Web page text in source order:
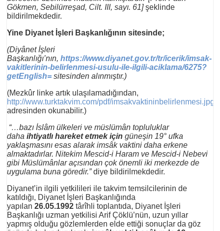
Gökmen, Sebilürreşad, Cilt. III, sayı. 61]şeklinde
bildirilmekdedir.
Yine Diyanet İşleri Başkanlığının sitesinde;
(Diyânet İşleri
Başkanlığı’nın, https://www.diyanet.gov.tr/tr/icerik/imsak-
vakitlerinin-belirlenmesi-usulu-ile-ilgili-aciklama/6275?
getEnglish= sitesinden alınmıştır.)
(Mezkûr linke artık ulaşılamadığından,
http://www.turktakvim.com/pdf/imsakvaktininbelirlenmesi.jpg
adresinden okunabilir.)
“…bazı İslâm ülkeleri ve müslümân topluluklar
daha ihtiyatlı hareket etmek için güneşin 19° ufka
yaklaşmasını esas alarak imsâk vaktini daha erkene
almaktadırlar. Nitekim Mescid-i Haram ve Mescid-i Nebevi
gibi Müslümânlar açısından çok önemli iki merkezde de
uygulama buna göredir.”diye bildirilmekdedir.
Diyanet’in ilgili yetkilileri ile takvim temsilcilerinin de
katıldığı, Diyanet İşleri Başkanlığında
yapılan 26.05.1992 târîhli toplantıda, Diyanet İşleri
Başkanlığı uzman yetkilisi Arif Çöklü’nün, uzun yıllar
yapmış olduğu gözlemlerden elde ettiği sonuçlar da göz